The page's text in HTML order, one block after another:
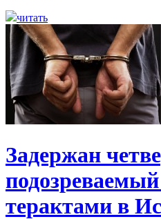
читать
Задержан
подозреваемый
терактами в